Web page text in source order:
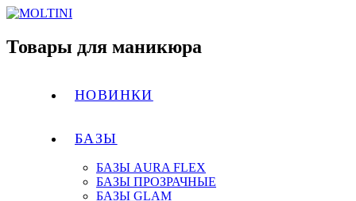
Товары для маникюра
НОВИНКИ
БАЗЫ
БАЗЫ AURA FLEX
БАЗЫ ПРОЗРАЧНЫЕ
БАЗЫ GLAM